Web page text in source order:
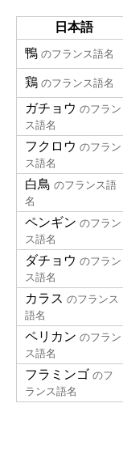
日本語
鴨 のフランス語名
鶏 のフランス語名
ガチョウ のフラン
ス語名
フクロウ のフラン
ス語名
白鳥 のフランス語
名
ペンギン のフラン
ス語名
ダチョウ のフラン
ス語名
カラス のフランス
語名
ペリカン のフラン
ス語名
フラミンゴ のフ
ランス語名